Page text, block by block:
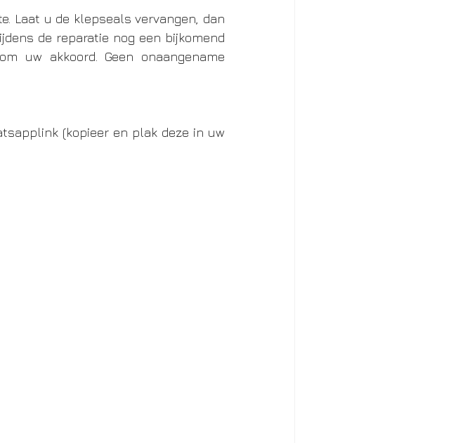
Laat u de klepseals vervangen, dan
de reparatie nog een bijkomend
uw akkoord. Geen onaangename
(kopieer en plak deze in uw